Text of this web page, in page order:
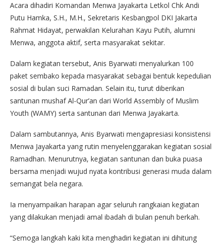
Acara dihadiri Komandan Menwa Jayakarta Letkol Chk Andi
Putu Hamka, S.H., M.H., Sekretaris Kesbangpol DKI Jakarta
Rahmat Hidayat, perwakilan Kelurahan Kayu Putih, alumni
Menwa, anggota aktif, serta masyarakat sekitar.
Dalam kegiatan tersebut, Anis Byarwati menyalurkan 100
paket sembako kepada masyarakat sebagai bentuk kepedulian
sosial di bulan suci Ramadan. Selain itu, turut diberikan
santunan mushaf Al-Qur’an dari World Assembly of Muslim
Youth (WAMY) serta santunan dari Menwa Jayakarta.
Dalam sambutannya, Anis Byarwati mengapresiasi konsistensi
Menwa Jayakarta yang rutin menyelenggarakan kegiatan sosial
Ramadhan. Menurutnya, kegiatan santunan dan buka puasa
bersama menjadi wujud nyata kontribusi generasi muda dalam
semangat bela negara.
Ia menyampaikan harapan agar seluruh rangkaian kegiatan
yang dilakukan menjadi amal ibadah di bulan penuh berkah.
“Semoga langkah kaki kita menghadiri kegiatan ini dihitung